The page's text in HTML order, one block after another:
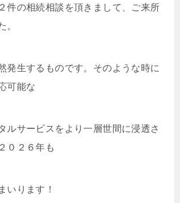
件の相続相談を頂きまして、ご来所
。
発生するものです。そのような時に
可能な
ルサービスをより一層世間に浸透さ
０２６年も
いります！